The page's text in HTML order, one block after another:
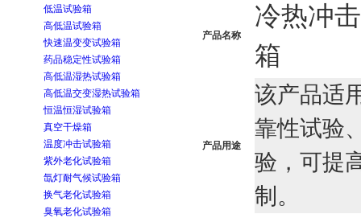
低温试验箱
高低温试验箱
快速温变变试验箱
药品稳定性试验箱
高低温湿热试验箱
高低温交变湿热试验箱
恒温恒湿试验箱
真空干燥箱
温度冲击试验箱
紫外老化试验箱
氙灯耐气候试验箱
换气老化试验箱
臭氧老化试验箱
产品名称
冷热冲
箱
产品用途
该产品适
靠性试验
验，可提
制。